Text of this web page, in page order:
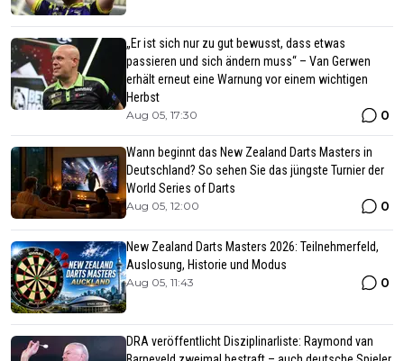
„Er ist sich nur zu gut bewusst, dass etwas
passieren und sich ändern muss“ – Van Gerwen
erhält erneut eine Warnung vor einem wichtigen
Herbst
Aug 05, 17:30 0
Wann beginnt das New Zealand Darts Masters in
Deutschland? So sehen Sie das jüngste Turnier der
World Series of Darts
Aug 05, 12:00 0
New Zealand Darts Masters 2026: Teilnehmerfeld,
Auslosung, Historie und Modus
Aug 05, 11:43 0
DRA veröffentlicht Disziplinarliste: Raymond van